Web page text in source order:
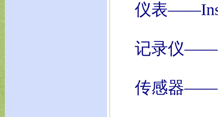
仪表
记录仪——
传感器